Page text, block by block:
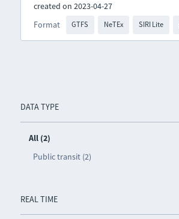
DATA TYPE
All (2)
Public transit (2)
REAL TIME
created on 2023-04-27
Format
GTFS NeTEx SIRI Lite